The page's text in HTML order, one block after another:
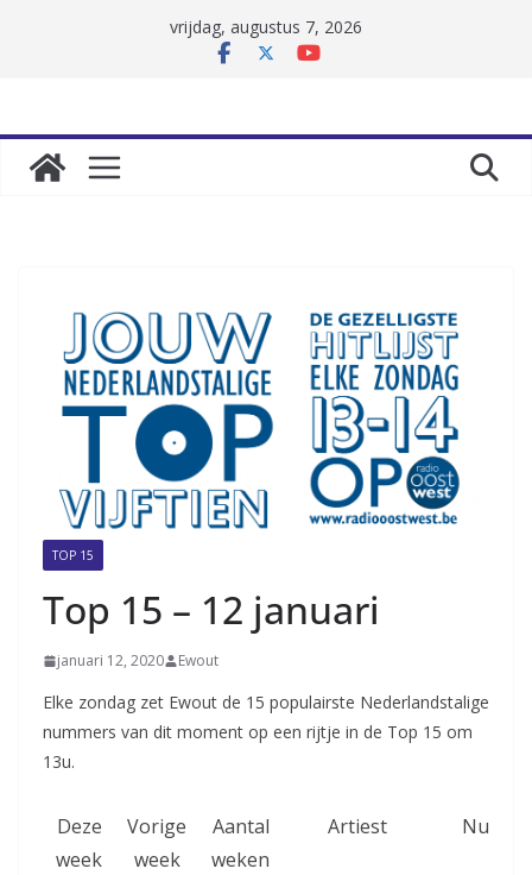
vrijdag, augustus 7, 2026
TOP 15
Top 15 – 12 januari
januari 12, 2020 Ewout
Elke zondag zet Ewout de 15 populairste Nederlandstalige
nummers van dit moment op een rijtje in de Top 15 om
13u.
Deze
week
Vorige
week
Aantal
weken
Artiest